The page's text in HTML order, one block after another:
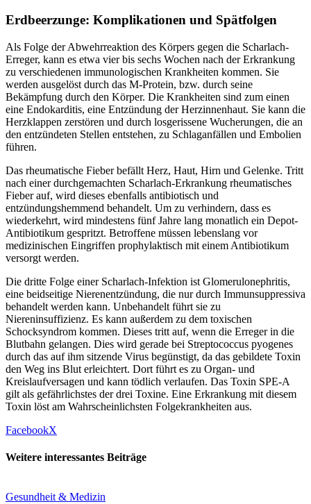
Erdbeerzunge: Komplikationen und Spätfolgen
Als Folge der Abwehrreaktion des Körpers gegen die Scharlach-
Erreger, kann es etwa vier bis sechs Wochen nach der Erkrankung
zu verschiedenen immunologischen Krankheiten kommen. Sie
werden ausgelöst durch das M-Protein, bzw. durch seine
Bekämpfung durch den Körper. Die Krankheiten sind zum einen
eine Endokarditis, eine Entzündung der Herzinnenhaut. Sie kann die
Herzklappen zerstören und durch losgerissene Wucherungen, die an
den entzündeten Stellen entstehen, zu Schlaganfällen und Embolien
führen.
Das rheumatische Fieber befällt Herz, Haut, Hirn und Gelenke. Tritt
nach einer durchgemachten Scharlach-Erkrankung rheumatisches
Fieber auf, wird dieses ebenfalls antibiotisch und
entzündungshemmend behandelt. Um zu verhindern, dass es
wiederkehrt, wird mindestens fünf Jahre lang monatlich ein Depot-
Antibiotikum gespritzt. Betroffene müssen lebenslang vor
medizinischen Eingriffen prophylaktisch mit einem Antibiotikum
versorgt werden.
Die dritte Folge einer Scharlach-Infektion ist Glomerulonephritis,
eine beidseitige Nierenentzündung, die nur durch Immunsuppressiva
behandelt werden kann. Unbehandelt führt sie zu
Niereninsuffizienz. Es kann außerdem zu dem toxischen
Schocksyndrom kommen. Dieses tritt auf, wenn die Erreger in die
Blutbahn gelangen. Dies wird gerade bei Streptococcus pyogenes
durch das auf ihm sitzende Virus begünstigt, da das gebildete Toxin
den Weg ins Blut erleichtert. Dort führt es zu Organ- und
Kreislaufversagen und kann tödlich verlaufen. Das Toxin SPE-A
gilt als gefährlichstes der drei Toxine. Eine Erkrankung mit diesem
Toxin löst am Wahrscheinlichsten Folgekrankheiten aus.
FacebookX
Weitere interessantes Beiträge
Gesundheit & Medizin